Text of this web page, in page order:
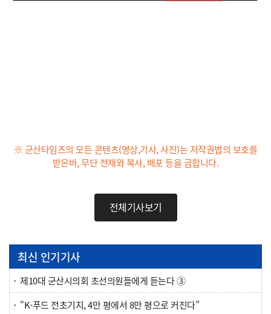
※ 군산타임즈의 모든 콘텐츠(영상,기사, 사진)는 저작권법의 보호를
받은바, 무단 전재와 복사, 배포 등을 금합니다.
전체기사보기
최신 인기기사
제10대 군산시의회 초선의원들에게 듣는다 ③
“K-푸드 전초기지, 4만 평에서 8만 평으로 커진다”